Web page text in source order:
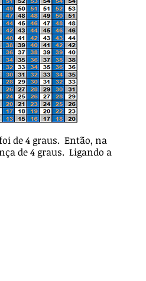
de 4 graus. Então, na
de 4 graus. Ligando a